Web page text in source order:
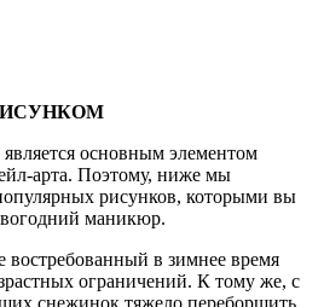
основным элементом
арта. Поэтому, ниже мы
рисунков, которыми вы
маникюр.
востребованный в зимнее время
ограничений. К тому же, с
снежинок тяжело переборщить.